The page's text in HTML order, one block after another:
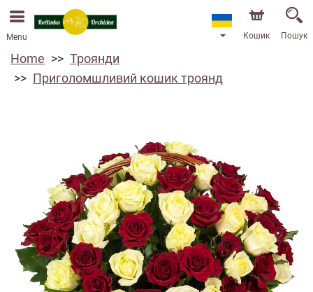
Menu Кошик Пошук
Home
Троянди
Приголомшливий кошик троянд